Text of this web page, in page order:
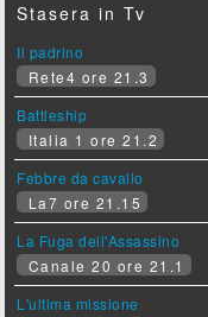
Stasera in Tv
Il padrino
Rete4 ore 21.3
Battleship
Italia 1 ore 21.2
Febbre da cavallo
La7 ore 21.15
La Fuga dell'Assassino
Canale 20 ore 21.1
L'ultima missione